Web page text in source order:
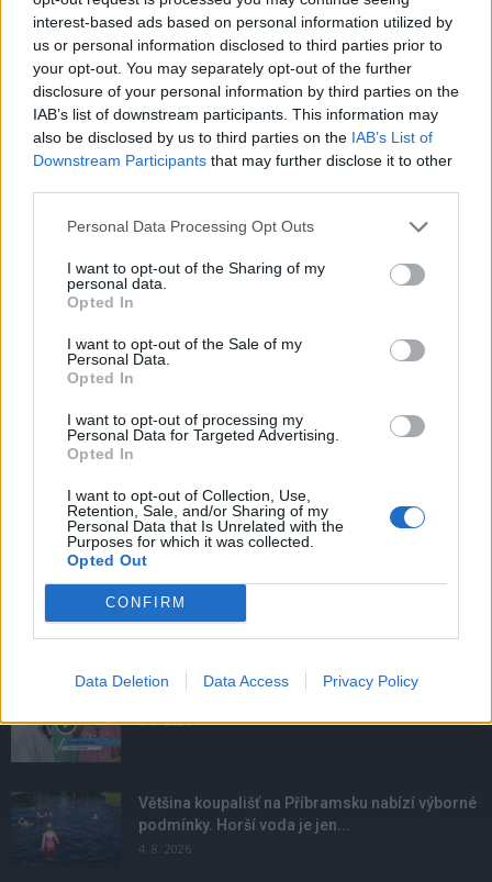
interest-based ads based on personal information utilized by
us or personal information disclosed to third parties prior to
your opt-out. You may separately opt-out of the further
disclosure of your personal information by third parties on the
IAB’s list of downstream participants. This information may
also be disclosed by us to third parties on the IAB’s List of
Downstream Participants that may further disclose it to other
Personal Data Processing Opt Outs
I want to opt-out of the Sharing of my
personal data.
Opted In
I want to opt-out of the Sale of my
Personal Data.
Opted In
I want to opt-out of processing my
Personal Data for Targeted Advertising.
Opted In
I want to opt-out of Collection, Use,
Retention, Sale, and/or Sharing of my
Personal Data that Is Unrelated with the
Purposes for which it was collected.
Opted Out
CONFIRM
Data Deletion Data Access Privacy Policy
Krimi
Každý sedmý řidič měl problém. Policie
při víkendové akci na Příbramsku odhalila
30 přestupků
Čtvrtina řidičů při kontrole na Příbramsku
neobstála. Policie o prázdninách zpřísní
6. 8. 2026
Většina koupališť na Příbramsku nabízí výborné
podmínky. Horší voda je jen...
4. 8. 2026